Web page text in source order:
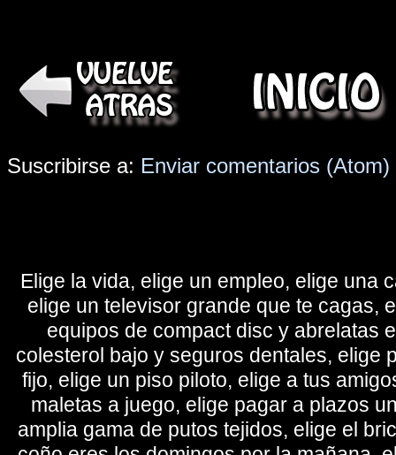
Suscribirse a: Enviar comentarios (Atom)
Elige la vida, elige un empleo, elige una
elige un televisor grande que te cagas,
equipos de compact disc y abrelatas
colesterol bajo y seguros dentales, elige
fijo, elige un piso piloto, elige a tus
maletas a juego, elige pagar a plazos
amplia gama de putos tejidos, elige el